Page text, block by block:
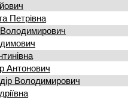
Петрівна
Антонович
Володимирович